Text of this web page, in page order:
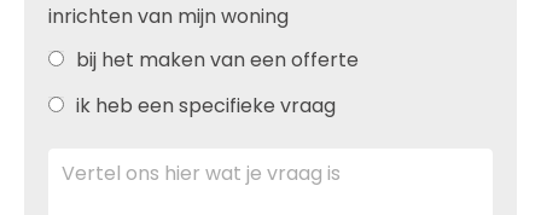
inrichten van mijn woning
bij het maken van een offerte
ik heb een specifieke vraag